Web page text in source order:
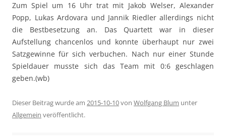
Zum Spiel um 16 Uhr trat mit Jakob Welser, Alexander
Popp, Lukas Ardovara und Jannik Riedler allerdings nicht
die Bestbesetzung an. Das Quartett war in dieser
Aufstellung chancenlos und konnte überhaupt nur zwei
Satzgewinne für sich verbuchen. Nach nur einer Stunde
Spieldauer musste sich das Team mit 0:6 geschlagen
geben.(wb)
Dieser Beitrag wurde am 2015-10-10von Wolfgang Blum unter
Allgemein veröffentlicht.